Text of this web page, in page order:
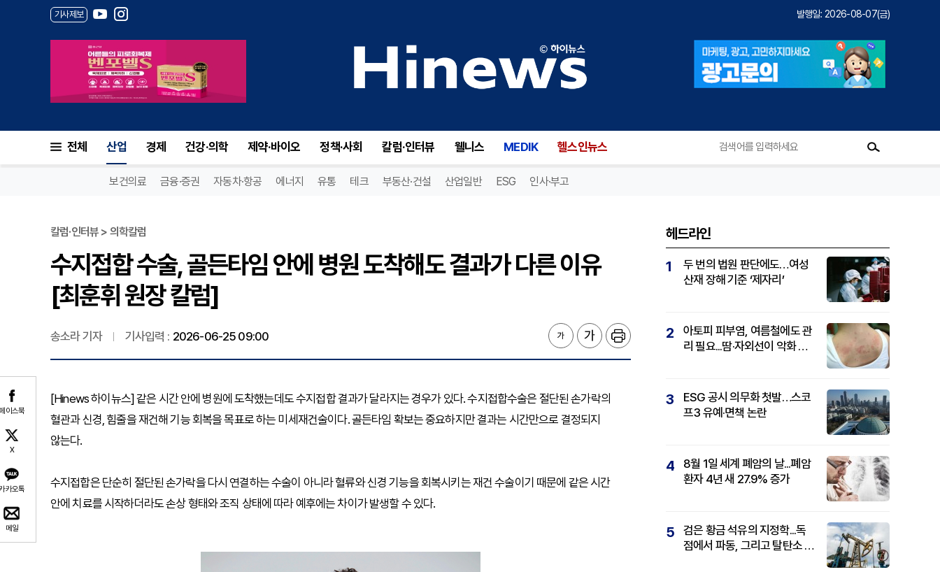
기사제보 발행일: 2026-08-07(금)
전체 산업 경제 건강·의학 제약·바이오 정책·사회 칼럼·인터뷰 웰니스 MEDIK 헬스인뉴스
보건의료 금융·증권 자동차·항공 에너지 유통 테크 부동산·건설 산업일반 ESG 인사·부고
이스북
X
카오톡
메일
칼럼·인터뷰 > 의학칼럼
수지접합 수술, 골든타임 안에 병원 도착해도 결과가 다른 이유
[최훈휘 원장 칼럼]
송소라 기자 기사입력 : 2026-06-25 09:00
[Hinews 하이뉴스] 같은 시간 안에 병원에 도착했는데도 수지접합 결과가 달라지는 경우가 있다. 수지접합수술은 절단된 손가락의
혈관과 신경, 힘줄을 재건해 기능 회복을 목표로 하는 미세재건술이다. 골든타임 확보는 중요하지만 결과는 시간만으로 결정되지
않는다.
수지접합은 단순히 절단된 손가락을 다시 연결하는 수술이 아니라 혈류와 신경 기능을 회복시키는 재건 수술이기 때문에 같은 시간
안에 치료를 시작하더라도 손상 형태와 조직 상태에 따라 예후에는 차이가 발생할 수 있다.
헤드라인
1
두 번의 법원 판단에도…여성
산재 장해 기준 ‘제자리’
2
아토피 피부염, 여름철에도 관
리 필요...땀·자외선이 악화 요
3
ESG 공시 의무화 첫발…스코
프3 유예·면책 논란
4
8월 1일 세계 폐암의 날...폐암
환자 4년 새 27.9% 증가
5
검은 황금 석유의 지정학...독
점에서 파동, 그리고 탈탄소 패